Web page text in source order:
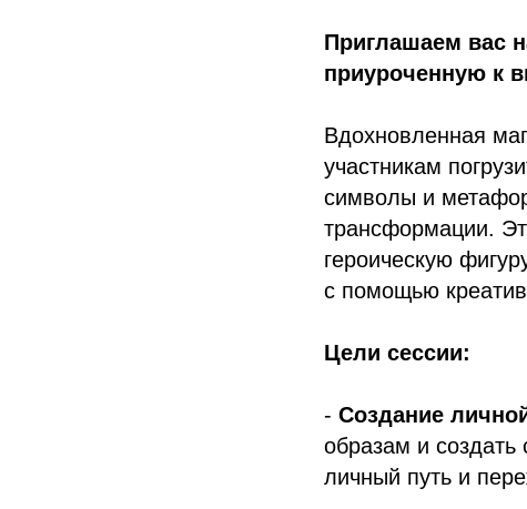
Приглашаем вас
приуроченную к
Вдохновленная
участникам
символы и
трансформации.
героическую
с помощью
Цели сессии:
- Создание
образам и создать
личный путь и